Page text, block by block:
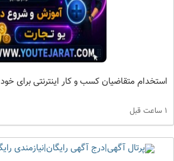
استخدام متقاضیان کسب و کار اینترنتی برای خود
1 ساعت قبل